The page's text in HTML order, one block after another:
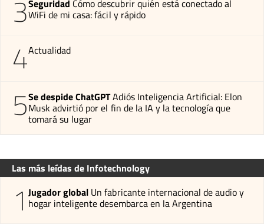
3Seguridad Cómo descubrir quién está conectado al
WiFi de mi casa: fácil y rápido
4Actualidad
5Se despide ChatGPTAdiós Inteligencia Artificial: Elon
Musk advirtió por el fin de la IA y la tecnología que
tomará su lugar
Las más leídas de Infotechnology
1 Jugador global Un fabricante internacional de audio y
hogar inteligente desembarca en la Argentina